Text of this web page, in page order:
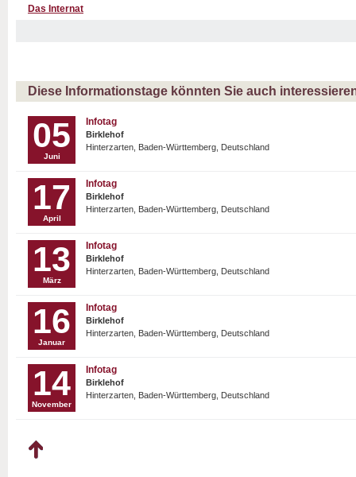
Das Internat
Diese Informationstage könnten Sie auch
05
Juni
Infotag
Birklehof
Hinterzarten, Baden-Württemberg, Deutschland
17
April
Infotag
Birklehof
Hinterzarten, Baden-Württemberg, Deutschland
13
März
Infotag
Birklehof
Hinterzarten, Baden-Württemberg, Deutschland
16
Januar
Infotag
Birklehof
Hinterzarten, Baden-Württemberg, Deutschland
14
November
Infotag
Birklehof
Hinterzarten, Baden-Württemberg, Deutschland